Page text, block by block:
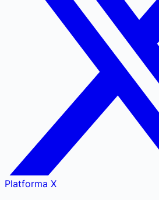
Platforma X